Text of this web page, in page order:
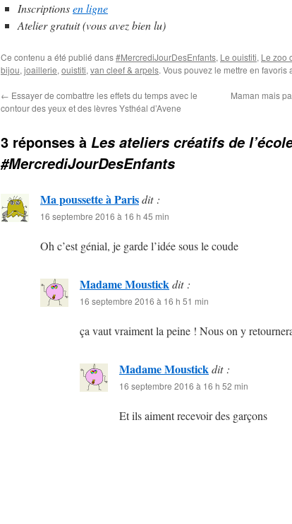
Inscriptionsen ligne
Atelier gratuit (vous avez bien lu)
Ce contenu a été publié dans#MercrediJourDesEnfants, Le ouistiti, Le zoo
bijou, joaillerie, ouistiti, van cleef & arpels. Vous pouvez le mettre en favoris
← Essayer de combattre les effets du temps avec le
contour des yeux et des lèvres Ysthéal d’Avene
Maman mais
3 réponses à Les ateliers créatifs de
#MercrediJourDesEnfants
Ma poussette à Parisdit :
16 septembre 2016 à 16 h 45 min
Oh c’est génial, je garde l’idée sous le coude
Madame Moustickdit :
16 septembre 2016 à 16 h 51 min
ça vaut vraiment la peine ! Nous on y
Madame Moustickdit :
16 septembre 2016 à 16 h 52 min
Et ils aiment recevoir des garçons